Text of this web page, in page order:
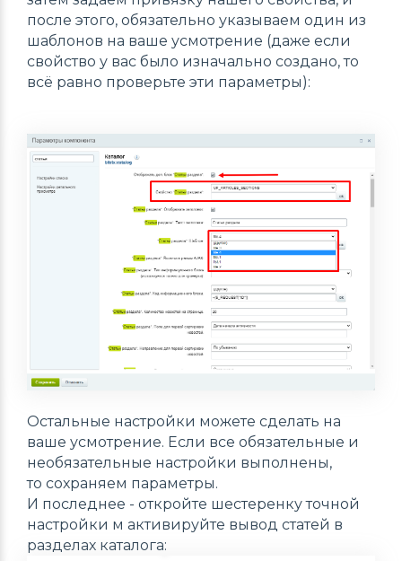
после этого, обязательно указываем один из
шаблонов на ваше усмотрение (даже если
свойство у вас было изначально создано, то
всё равно проверьте эти параметры):
Остальные настройки можете сделать на
ваше усмотрение. Если все обязательные и
необязательные настройки выполнены,
то сохраняем параметры.
И последнее - откройте шестеренку точной
настройки м активируйте вывод статей в
разделах каталога: